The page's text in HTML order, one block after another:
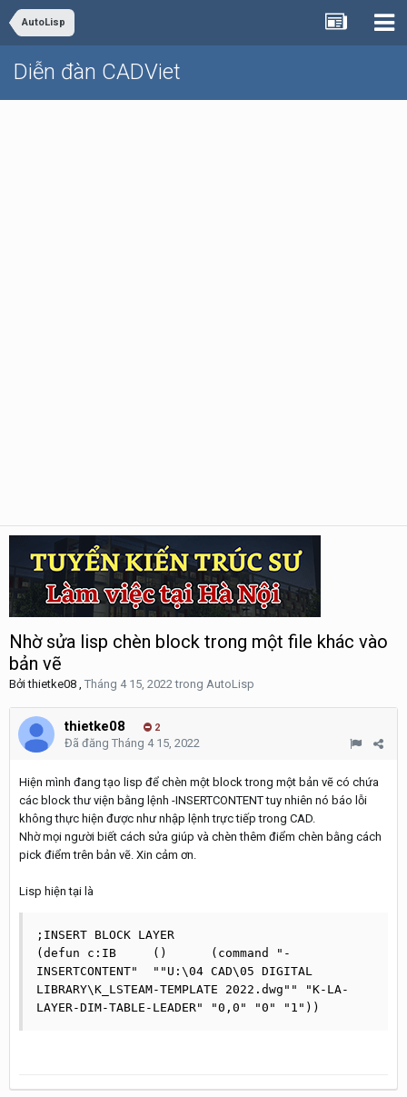
AutoLisp
Diễn đàn CADViet
Nhờ sửa lisp chèn block trong một file khác vào
bản vẽ
Bởithietke08 , Tháng 4 15, 2022trong AutoLisp
thietke08 2
Đã đăng Tháng 4 15, 2022
Hiện mình đang tạo lisp để chèn một block trong một bản vẽ có chứa
các block thư viện bằng lệnh -INSERTCONTENT tuy nhiên nó báo lỗi
không thực hiện được như nhập lệnh trực tiếp trong CAD.
Nhờ mọi người biết cách sửa giúp và chèn thêm điểm chèn bằng cách
pick điểm trên bản vẽ. Xin cảm ơn.
Lisp hiện tại là
;INSERT BLOCK LAYER
(defun c:IB	()	(command "-
INSERTCONTENT"	""U:\04 CAD\05 DIGITAL
LIBRARY\K_LSTEAM-TEMPLATE 2022.dwg"" "K-LA-
LAYER-DIM-TABLE-LEADER"	"0,0" "0" "1"))